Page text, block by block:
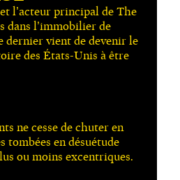
l’acteur principal de The
dans l’immobilier de
dernier vient de devenir le
des États-Unis à être
ne cesse de chuter en
tombées en désuétude
ou moins excentriques.